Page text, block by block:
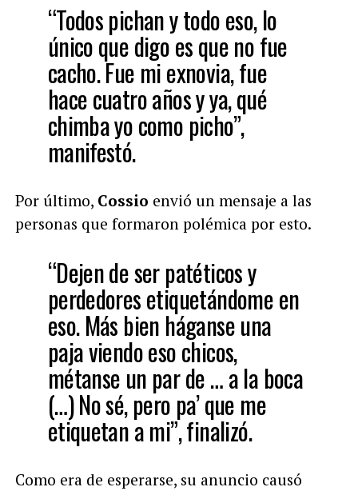
“Todos pichan y todo eso, lo
único que digo es que no fue
cacho. Fue mi exnovia, fue
hace cuatro años y ya, qué
chimba yo como picho”,
manifestó.
Por último, Cossio envió un mensaje a las
personas que formaron polémica por esto.
“Dejen de ser patéticos y
perdedores etiquetándome en
eso. Más bien háganse una
paja viendo eso chicos,
métanse un par de … a la boca
(…) No sé, pero pa’ que me
etiquetan a mi”, finalizó.
Como era de esperarse, su anuncio causó